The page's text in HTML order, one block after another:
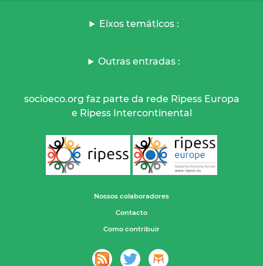
Eixos temáticos :
Outras entradas :
socioeco.org faz parte da rede Ripess Europa
e Ripess Intercontinental
Nossos colaboradores
Contacto
Como contribuir